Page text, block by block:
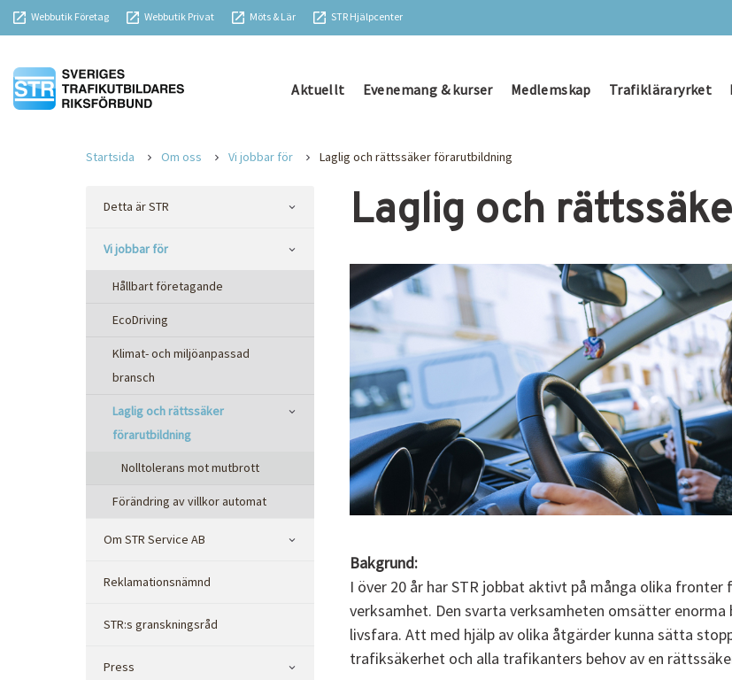
Webbutik Företag Webbutik Privat Möts & Lär STR Hjälpcenter
Aktuellt Evenemang & kurser Medlemskap Trafikläraryrket
Startsida Om oss Vi jobbar för Laglig och rättssäker förarutbildning
Detta är STR
Vi jobbar för
Hållbart företagande
EcoDriving
Klimat- och miljöanpassad
bransch
Laglig och rättssäker
förarutbildning
Nolltolerans mot mutbrott
Förändring av villkor automat
Om STR Service AB
Reklamationsnämnd
STR:s granskningsråd
Press
Laglig och
Bakgrund:
I över 20 år har STR jobbat aktivt på många olika
verksamhet. Den svarta verksamheten omsätter
livsfara. Att med hjälp av olika åtgärder kunna sätta
trafiksäkerhet och alla trafikanters behov av en